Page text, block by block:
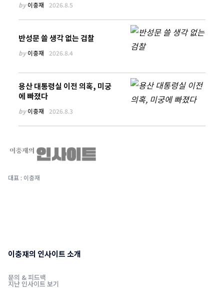
by이충재 2026.8.5
반성문 쓸 생각 없는 검찰
by이충재 2026.8.4
용산 대통령실 이전 의혹, 미궁
에 빠졌다
by이충재 2026.8.3
대표 : 이충재
이충재의 인사이트 소개
문의 & 피드백
지난 인사이트 보기